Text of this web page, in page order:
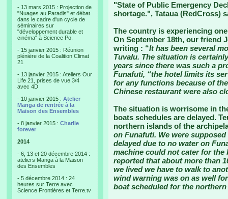
- 13 mars 2015 : Projection de
"Nuages au Paradis" et débat
dans le cadre d'un cycle de
séminaires sur
"développement durable et
cinéma" à Science Po.
- 15 janvier 2015 : Réunion
plénière de la Coalition Climat
21
- 13 janvier 2015 : Ateliers Our
Life 21, prises de vue 3/4
avec 4D
- 10 janvier 2015 : Atelier
Manga de rentrée à la
Maison des Ensembles
- 8 janvier 2015 : Charlie
forever
2014
- 6, 13 et 20 décembre 2014 :
ateliers Manga à la Maison
des Ensembles
- 5 décembre 2014 : 24
heures sur Terre avec
Science Frontières et Terre.tv
"State of Public Emergency
shortage.", Tataua (RedCross)
The country is experiencing
On September 18th, our friend
writing : “It has been several
Tuvalu. The situation is
years since there was such a
Funafuti, “the hotel limits its
for any functions because of
Chinese restaurant were also
The situation is worrisome in
boats schedules are delayed.
northern islands of the
on Funafuti. We were
delayed due to no water on
machine could not cater for the
reported that about more than
we lived we have to walk to
wind warning was on as well
boat scheduled for the